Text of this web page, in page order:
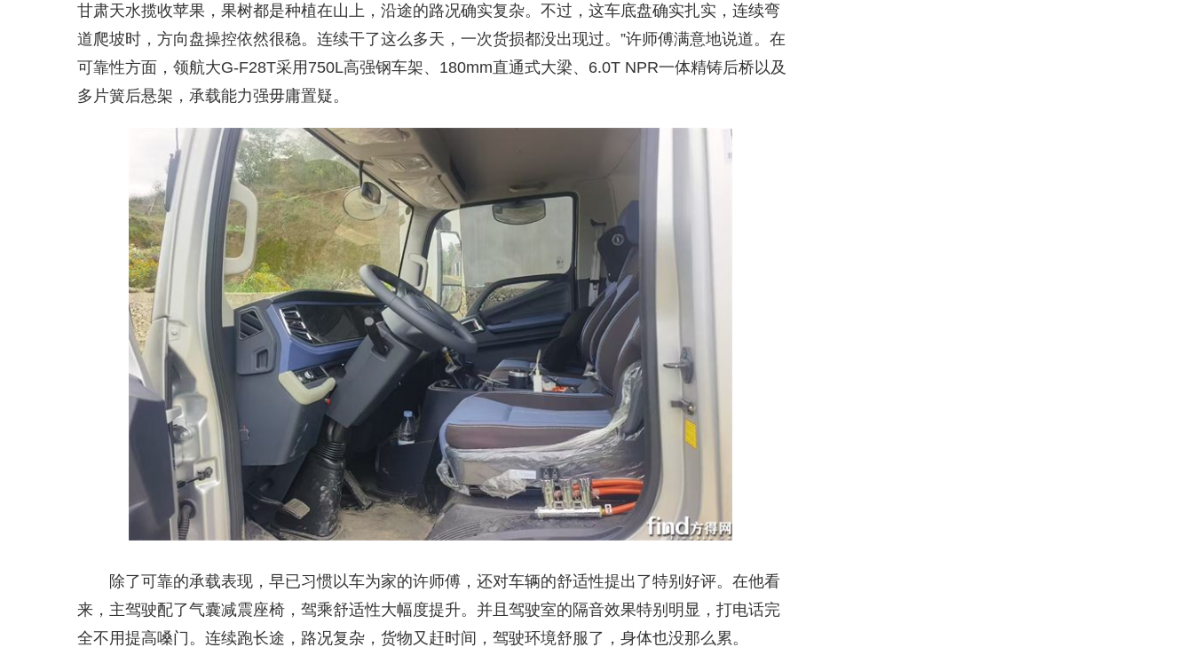
甘肃天水揽收苹果，果树都是种植在山上，沿途的路况确实复杂。不过，这车底盘确实扎实，连续弯
道爬坡时，方向盘操控依然很稳。连续干了这么多天，一次货损都没出现过。”许师傅满意地说道。在
可靠性方面，领航大G-F28T采用750L高强钢车架、180mm直通式大梁、6.0T NPR一体精铸后桥以及
多片簧后悬架，承载能力强毋庸置疑。
除了可靠的承载表现，早已习惯以车为家的许师傅，还对车辆的舒适性提出了特别好评。在他看
来，主驾驶配了气囊减震座椅，驾乘舒适性大幅度提升。并且驾驶室的隔音效果特别明显，打电话完
全不用提高嗓门。连续跑长途，路况复杂，货物又赶时间，驾驶环境舒服了，身体也没那么累。